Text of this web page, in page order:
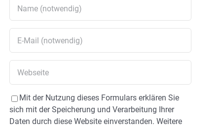
Mit der Nutzung dieses Formulars erklären Sie
sich mit der Speicherung und Verarbeitung Ihrer
Daten durch diese Website einverstanden. Weitere